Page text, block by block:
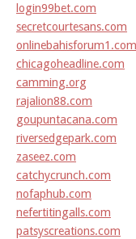
login99bet.com
secretcourtesans.com
onlinebahisforum1.com
chicagoheadline.com
camming.org
rajalion88.com
goupuntacana.com
riversedgepark.com
zaseez.com
catchycrunch.com
nofaphub.com
nefertitingalls.com
patsyscreations.com